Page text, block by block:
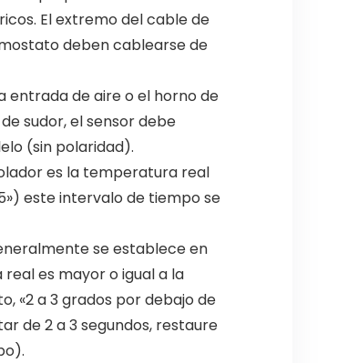
El extremo del cable de
deben cablearse de
entrada de aire o el horno de
sudor, el sensor debe
(sin polaridad).
es la temperatura real
este intervalo de tiempo se
se establece en
es mayor o igual a la
«2 a 3 grados por debajo de
de 2 a 3 segundos, restaure